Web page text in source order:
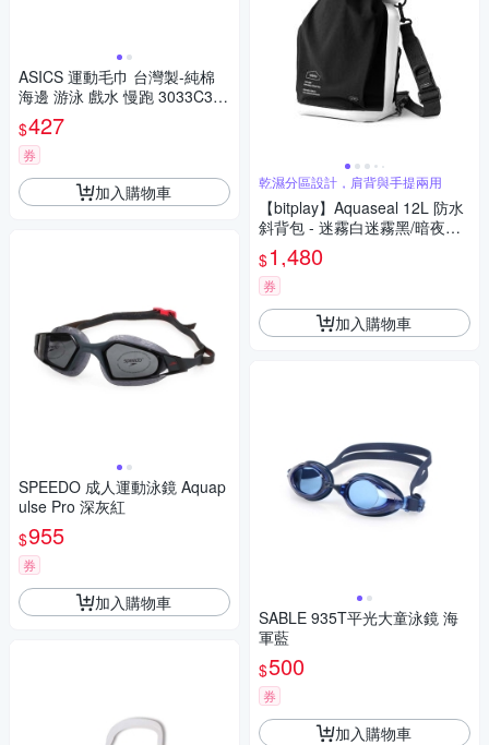
ASICS 運動毛巾 台灣製-純棉
海邊 游泳 戲水 慢跑 3033C329
-400 卡羅藍白
$427
券
加入購物車
SPEEDO 成人運動泳鏡 Aquap
ulse Pro 深灰紅
$955
券
加入購物車
乾濕分區設計，肩背與手提兩用
【bitplay】Aquaseal 12L 防水
斜背包 - 迷霧白迷霧黑/暗夜黑/
戶外/旅遊/收納/海邊/泳池/墾丁/
沖繩
$1,480
券
加入購物車
SABLE 935T平光大童泳鏡 海
軍藍
$500
券
加入購物車